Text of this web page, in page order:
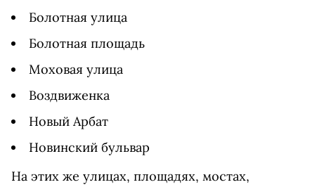
Болотная улица
Болотная площадь
Моховая улица
Воздвиженка
Новый Арбат
Новинский бульвар
На этих же улицах, площадях, мостах,